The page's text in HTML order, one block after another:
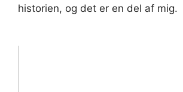
historien, og det er en del af mig.